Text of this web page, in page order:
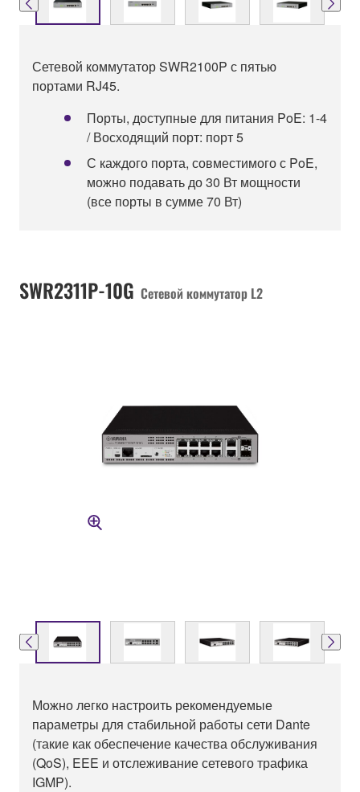
Сетевой коммутатор SWR2100P с пятью
портами RJ45.
Порты, доступные для питания PoE: 1-4
/ Восходящий порт: порт 5
С каждого порта, совместимого с PoE,
можно подавать до 30 Вт мощности
(все порты в сумме 70 Вт)
SWR2311P-10G Сетевой коммутатор L2
Можно легко настроить рекомендуемые
параметры для стабильной работы сети Dante
(такие как обеспечение качества обслуживания
(QoS), EEE и отслеживание сетевого трафика
IGMP).